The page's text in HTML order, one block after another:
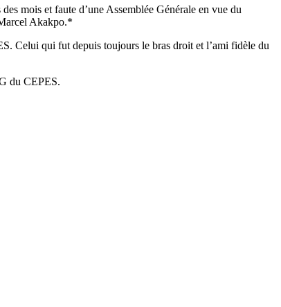
mois et faute d’une Assemblée Générale en vue du
Akakpo.*
Celui qui fut depuis toujours le bras droit et l’ami fidèle du
du CEPES.